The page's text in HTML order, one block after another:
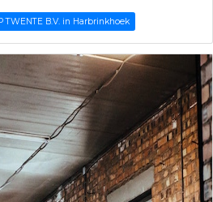
TWENTE B.V. in Harbrinkhoek